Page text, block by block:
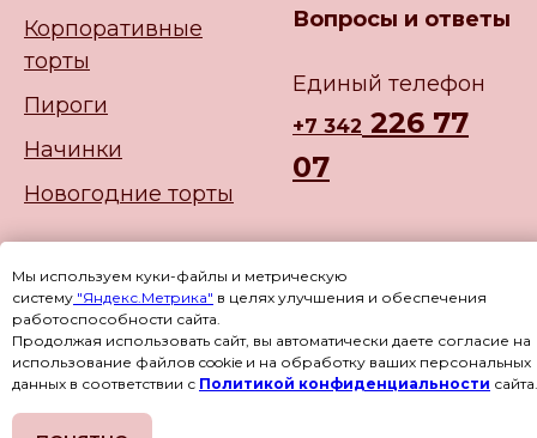
Корпоративные
торты
Пироги
Начинки
Новогодние торты
Вопросы и ответы
Единый телефон
+7 342 226 77
07
Мы используем куки-файлы и метрическую
систему "Яндекс.Метрика" в целях улучшения и обеспечения
работоспособности сайта.
Продолжая использовать сайт, вы автоматически даете согласие на
использование файлов cookie и на обработку ваших персональных
данных в соответствии с Политикой конфиденциальности сайта.